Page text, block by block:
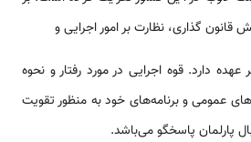
گذاری، نظارت بر امور اجرایی و
عهده دارد. قوه اجرایی در مورد رفتار و نحوه
عمومی و برنامه‌های خود به منظور تقویت
پارلمان پاسخگو می‌باشد.